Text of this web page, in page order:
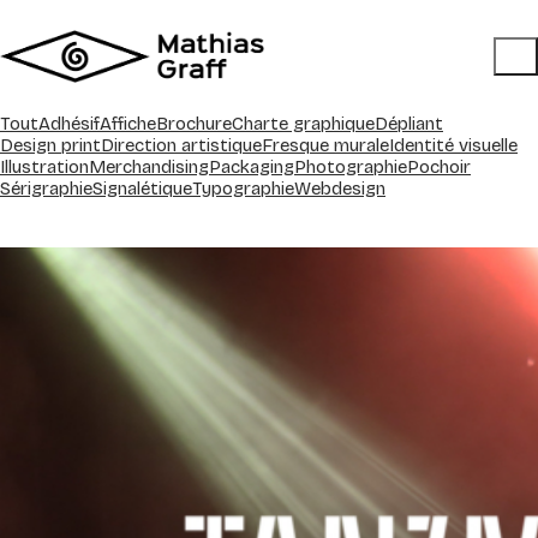
ToutAdhésifAfficheBrochureCharte graphiqueDépliant
Design printDirection artistiqueFresque muraleIdentité visuelle
IllustrationMerchandisingPackagingPhotographiePochoir
SérigraphieSignalétiqueTypographieWebdesign